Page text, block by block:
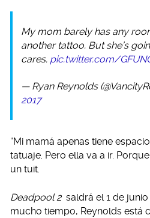
My mom barely has any
another tattoo. But she’s
cares. pic.twitter.com/
— Ryan Reynolds
2017
“Mi mamá apenas tiene
tatuaje. Pero ella va a ir.
un tuit.
Deadpool 2 saldrá el 1 de
mucho tiempo, Reynolds está